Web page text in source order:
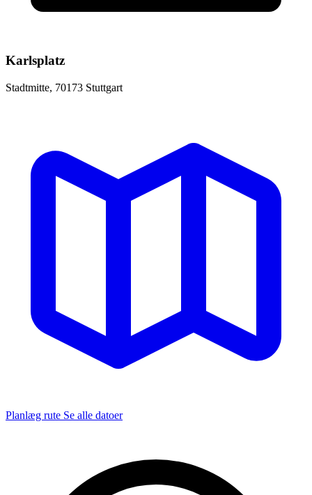
Karlsplatz
Stadtmitte, 70173 Stuttgart
Planlæg rute Se alle datoer